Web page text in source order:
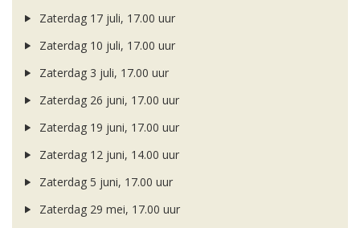
Zaterdag 17 juli, 17.00 uur
Zaterdag 10 juli, 17.00 uur
Zaterdag 3 juli, 17.00 uur
Zaterdag 26 juni, 17.00 uur
Zaterdag 19 juni, 17.00 uur
Zaterdag 12 juni, 14.00 uur
Zaterdag 5 juni, 17.00 uur
Zaterdag 29 mei, 17.00 uur